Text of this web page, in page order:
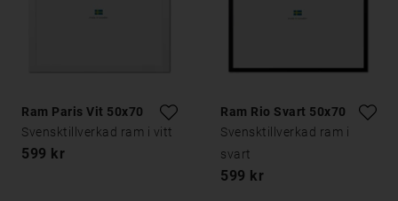
Ram Paris Vit 50x70
Svensktillverkad ram i vitt
599 kr
Ram Rio Svart 50x70
Svensktillverkad ram i
svart
599 kr